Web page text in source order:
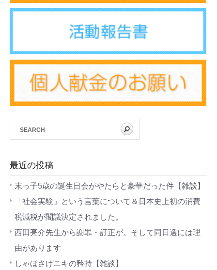
最近の投稿
末っ子5歳の誕生日会がやたらと豪華だった件【雑談】
「社会実験」という言葉について＆日本史上初の消費
税減税が閣議決定されました。
西田亮介先生から謝罪・訂正が。そして同日選には理
由があります
しゃほさげニキの矜持【雑談】